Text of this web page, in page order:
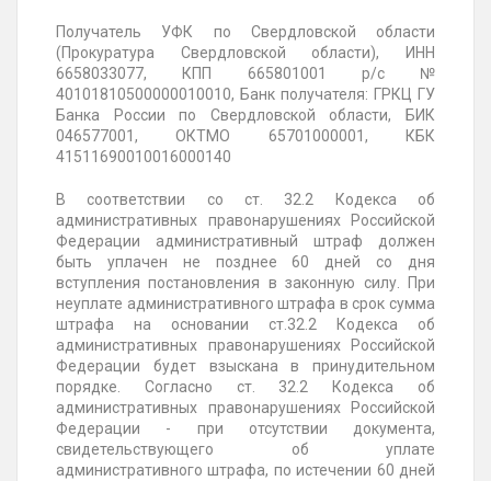
Получатель УФК по Свердловской области
(Прокуратура Свердловской области), ИНН
6658033077, КПП 665801001 р/с №
40101810500000010010, Банк получателя: ГРКЦ ГУ
Банка России по Свердловской области, БИК
046577001, ОКТМО 65701000001, КБК
41511690010016000140
В соответствии со ст. 32.2 Кодекса об
административных правонарушениях Российской
Федерации административный штраф должен
быть уплачен не позднее 60 дней со дня
вступления постановления в законную силу. При
неуплате административного штрафа в срок сумма
штрафа на основании ст.32.2 Кодекса об
административных правонарушениях Российской
Федерации будет взыскана в принудительном
порядке. Согласно ст. 32.2 Кодекса об
административных правонарушениях Российской
Федерации - при отсутствии документа,
свидетельствующего об уплате
административного штрафа, по истечении 60 дней